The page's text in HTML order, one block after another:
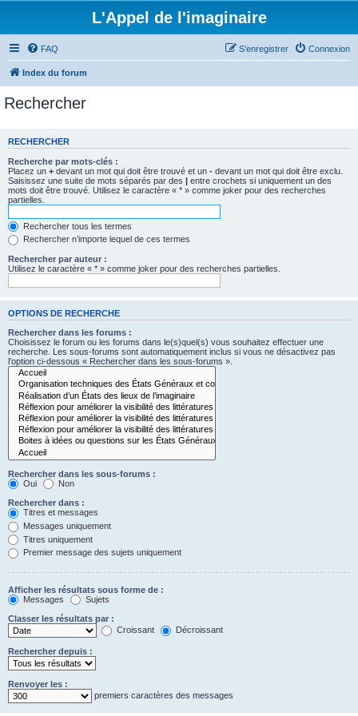
L'Appel de l'imaginaire
FAQ Connexion
S’enregistrer
Index du forum
Rechercher
RECHERCHER
Recherche par mots-clés :
Placez un + devant un mot qui doit être trouvé et un - devant un mot qui doit être exclu.
Saisissez une suite de mots séparés par des | entre crochets si uniquement un des
mots doit être trouvé. Utilisez le caractère « * » comme joker pour des recherches
partielles.
Rechercher tous les termes
Rechercher n’importe lequel de ces termes
Rechercher par auteur :
Utilisez le caractère « * » comme joker pour des recherches partielles.
OPTIONS DE RECHERCHE
Rechercher dans les forums :
Choisissez le forum ou les forums dans le(s)quel(s) vous souhaitez effectuer une
recherche. Les sous-forums sont automatiquement inclus si vous ne désactivez pas
l’option ci-dessous « Rechercher dans les sous-forums ».
Rechercher dans les sous-forums :
Oui
Non
Rechercher dans :
Titres et messages
Messages uniquement
Titres uniquement
Premier message des sujets uniquement
Afficher les résultats sous forme de :
Messages
Sujets
Classer les résultats par :
Croissant
Décroissant
Rechercher depuis :
Renvoyer les :
premiers caractères des messages